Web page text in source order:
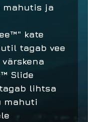
mahutis ja
kate
tagab vee
Slide
lihtsa
mahuti